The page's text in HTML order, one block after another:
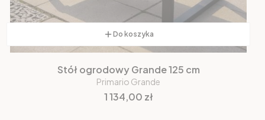
Do koszyka
Stół ogrodowy Grande 125 cm
Primario Grande
Cena
1 134,00 zł